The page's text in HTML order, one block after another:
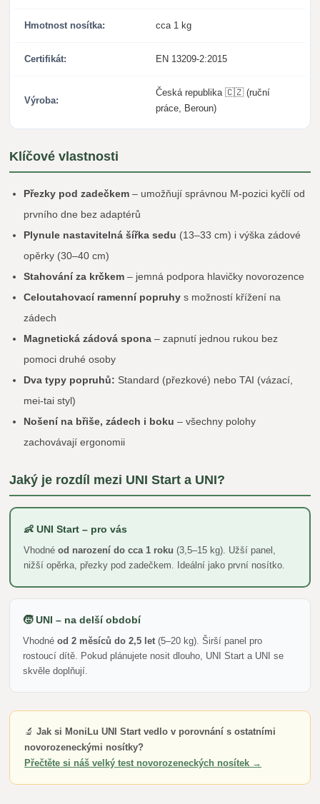
Hmotnost nosítka: cca 1 kg
Certifikát: EN 13209-2:2015
Výroba:
Česká republika 🇨🇿 (ruční
práce, Beroun)
Klíčové vlastnosti
Přezky pod zadečkem – umožňují správnou M-pozici kyčlí od
prvního dne bez adaptérů
Plynule nastavitelná šířka sedu (13–33 cm) i výška zádové
opěrky (30–40 cm)
Stahování za krčkem – jemná podpora hlavičky novorozence
Celoutahovací ramenní popruhy s možností křížení na
zádech
Magnetická zádová spona – zapnutí jednou rukou bez
pomoci druhé osoby
Dva typy popruhů: Standard (přezkové) nebo TAI (vázací,
mei-tai styl)
Nošení na břiše, zádech i boku – všechny polohy
zachovávají ergonomii
Jaký je rozdíl mezi UNI Start a UNI?
👶 UNI Start – pro vás
Vhodnéod narození do cca 1 roku (3,5–15 kg). Užší panel,
nižší opěrka, přezky pod zadečkem. Ideální jako první nosítko.
🧒 UNI – na delší období
Vhodnéod 2 měsíců do 2,5 let (5–20 kg). Širší panel pro
rostoucí dítě. Pokud plánujete nosit dlouho, UNI Start a UNI se
skvěle doplňují.
🔬Jak si MoniLu UNI Start vedlo v porovnání s ostatními
novorozeneckými nosítky?
Přečtěte si náš velký test novorozeneckých nosítek →